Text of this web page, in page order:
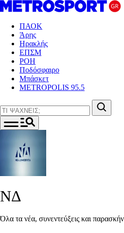
ΠΑΟΚ
Άρης
Ηρακλής
ΕΠΣΜ
ΡΟΗ
Ποδόσφαιρο
Μπάσκετ
METROPOLIS 95.5
ΝΔ
Όλα τα νέα, συνεντεύξεις και